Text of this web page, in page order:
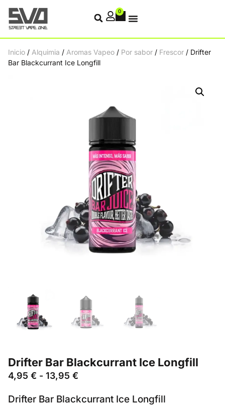
0
Inicio / Alquimia / Aromas Vapeo / Por sabor / Frescor / Drifter
Bar Blackcurrant Ice Longfill
Drifter Bar Blackcurrant Ice Longfill
4,95 € - 13,95 €
Drifter Bar Blackcurrant Ice Longfill